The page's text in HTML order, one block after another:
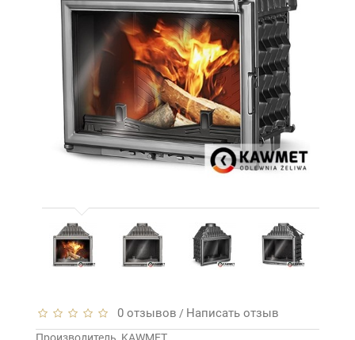
0 отзывов / Написать отзыв